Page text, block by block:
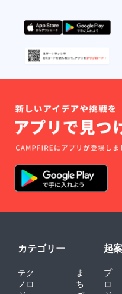
カテゴリー
テク
ノロ
ま
ち
起
プ
ロ